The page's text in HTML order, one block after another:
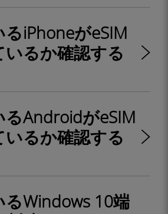
iPhoneがeSIM
いるか確認する
AndroidがeSIM
いるか確認する
Windows 10端